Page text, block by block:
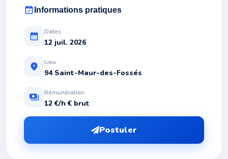
event_available Informations pratiques
calendar_month Dates
12 juil. 2026
location_on Lieu
94 Saint-Maur-des-Fossés
payments Rémunération
12 €/h € brut
Postuler